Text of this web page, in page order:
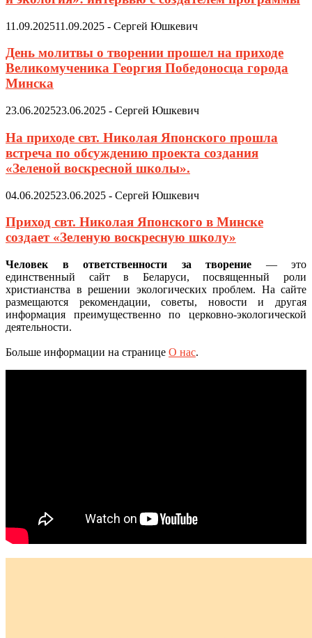
11.09.202511.09.2025 - Сергей Юшкевич
День молитвы о творении прошел на приходе
Великомученика Георгия Победоносца города
Минска
23.06.202523.06.2025 - Сергей Юшкевич
На приходе свт. Николая Японского прошла
встреча по обсуждению проекта создания
«Зеленой воскресной школы».
04.06.202523.06.2025 - Сергей Юшкевич
Приход свт. Николая Японского в Минске
создает «Зеленую воскресную школу»
Человек в ответственности за творение — это
единственный сайт в Беларуси, посвященный роли
христианства в решении экологических проблем. На сайте
размещаются рекомендации, советы, новости и другая
информация преимущественно по церковно-экологической
деятельности.
Больше информации на странице О нас.